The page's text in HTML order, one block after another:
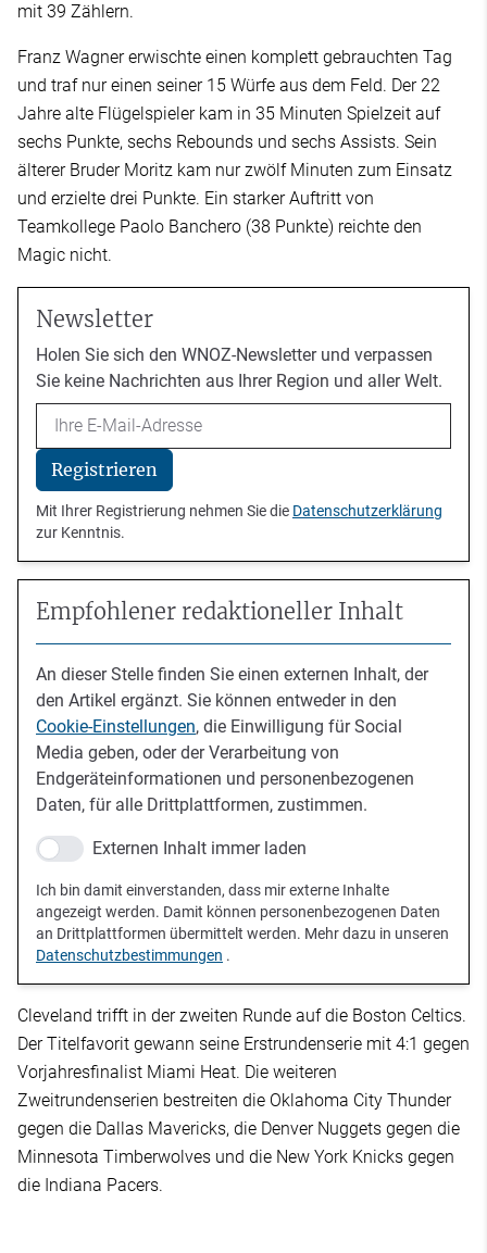
mit 39 Zählern.
Franz Wagner erwischte einen komplett gebrauchten Tag
und traf nur einen seiner 15 Würfe aus dem Feld. Der 22
Jahre alte Flügelspieler kam in 35 Minuten Spielzeit auf
sechs Punkte, sechs Rebounds und sechs Assists. Sein
älterer Bruder Moritz kam nur zwölf Minuten zum Einsatz
und erzielte drei Punkte. Ein starker Auftritt von
Teamkollege Paolo Banchero (38 Punkte) reichte den
Magic nicht.
Newsletter
Holen Sie sich den WNOZ-Newsletter und verpassen
Sie keine Nachrichten aus Ihrer Region und aller Welt.
Email
Registrieren
Mit Ihrer Registrierung nehmen Sie die Datenschutzerklärung
zur Kenntnis.
Empfohlener redaktioneller Inhalt
An dieser Stelle finden Sie einen externen Inhalt, der
den Artikel ergänzt. Sie können entweder in den
Cookie-Einstellungen, die Einwilligung für Social
Media geben, oder der Verarbeitung von
Endgeräteinformationen und personenbezogenen
Daten, für alle Drittplattformen, zustimmen.
Externen Inhalt immer laden
Ich bin damit einverstanden, dass mir externe Inhalte
angezeigt werden. Damit können personenbezogenen Daten
an Drittplattformen übermittelt werden. Mehr dazu in unseren
Datenschutzbestimmungen .
Cleveland trifft in der zweiten Runde auf die Boston Celtics.
Der Titelfavorit gewann seine Erstrundenserie mit 4:1 gegen
Vorjahresfinalist Miami Heat. Die weiteren
Zweitrundenserien bestreiten die Oklahoma City Thunder
gegen die Dallas Mavericks, die Denver Nuggets gegen die
Minnesota Timberwolves und die New York Knicks gegen
die Indiana Pacers.